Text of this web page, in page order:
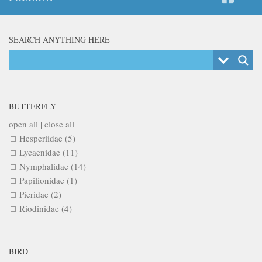
SEARCH ANYTHING HERE
BUTTERFLY
open all | close all
Hesperiidae (5)
Lycaenidae (11)
Nymphalidae (14)
Papilionidae (1)
Pieridae (2)
Riodinidae (4)
BIRD